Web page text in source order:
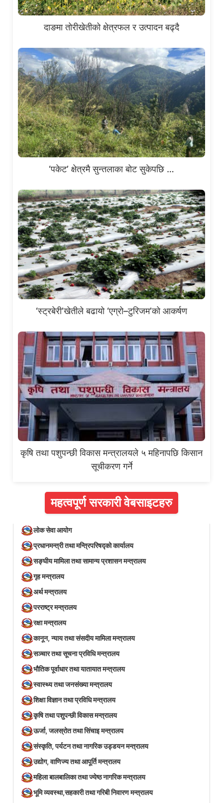
दाङमा तोरीखेतीको क्षेत्रफल र उत्पादन बढ्दै
‘पकेट’ क्षेत्रमै सुन्तलाका बोट सुकेपछि …
‘स्ट्रबेरी’खेतीले बढायो ‘एग्रो–टुरिजम’को आकर्षण
कृषि तथा पशुपन्छी विकास मन्त्रालयले ५ महिनापछि किसान
सूचीकरण गर्ने
महत्वपूर्ण सरकारी वेबसाइटहरु
लोक सेवा आयोग
प्रधानमन्त्री तथा मन्त्रिपरिषद्को कार्यालय
सङ्घीय मामिला तथा सामान्य प्रशासन मन्त्रालय
गृह मन्त्रालय
अर्थ मन्त्रालय
परराष्ट्र मन्त्रालय
रक्षा मन्त्रालय
कानून, न्याय तथा संसदीय मामिला मन्त्रालय
सञ्‍चार तथा सूचना प्रविधि मन्त्रालय
भौतिक पूर्वाधार तथा यातायात मन्त्रालय
स्वास्थ्य तथा जनसंख्या मन्त्रालय
शिक्षा विज्ञान तथा प्रविधि मन्त्रालय
कृषि तथा पशुपन्छी विकास मन्त्रालय
ऊर्जा, जलस्रोत तथा सिंचाइ मन्त्रालय
संस्कृति, पर्यटन तथा नागरिक उड्डयन मन्त्रालय
उद्योग, वाणिज्य तथा आपूर्ति मन्त्रालय
महिला बालबालिका तथा ज्येष्ठ नागरिक मन्त्रालय
भूमि व्यवस्था,सहकारी तथा गरिबी निवारण मन्त्रालय